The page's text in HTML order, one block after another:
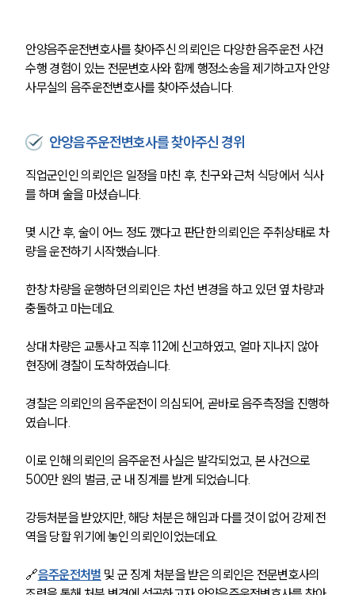
안양음주운전변호사를 찾아주신 의뢰인은 다양한 음주운전 사건
수행 경험이 있는 전문변호사와 함께 행정소송을 제기하고자 안양
사무실의 음주운전변호사를 찾아주셨습니다.
안양음주운전변호사를 찾아주신 경위
직업군인인 의뢰인은 일정을 마친 후, 친구와 근처 식당에서 식사
를 하며 술을 마셨습니다.
몇 시간 후, 술이 어느 정도 깼다고 판단한 의뢰인은 주취상태로 차
량을 운전하기 시작했습니다.
한창 차량을 운행하던 의뢰인은 차선 변경을 하고 있던 옆 차량과
충돌하고 마는데요.
상대 차량은 교통사고 직후 112에 신고하였고, 얼마 지나지 않아
현장에 경찰이 도착하였습니다.
경찰은 의뢰인의 음주운전이 의심되어, 곧바로 음주측정을 진행하
였습니다.
이로 인해 의뢰인의 음주운전 사실은 발각되었고, 본 사건으로
500만 원의 벌금, 군 내 징계를 받게 되었습니다.
강등처분을 받았지만, 해당 처분은 해임과 다를 것이 없어 강제 전
역을 당할 위기에 놓인 의뢰인이었는데요.
🔗음주운전처벌 및 군 징계 처분을 받은 의뢰인은 전문변호사의